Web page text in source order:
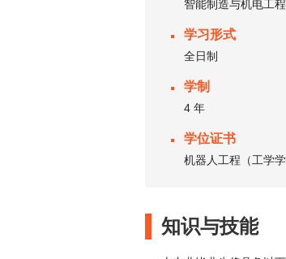
智能制造与机电工
学习形式
全日制
学制
4 年
学位证书
机器人工程（工学学
知识与技能